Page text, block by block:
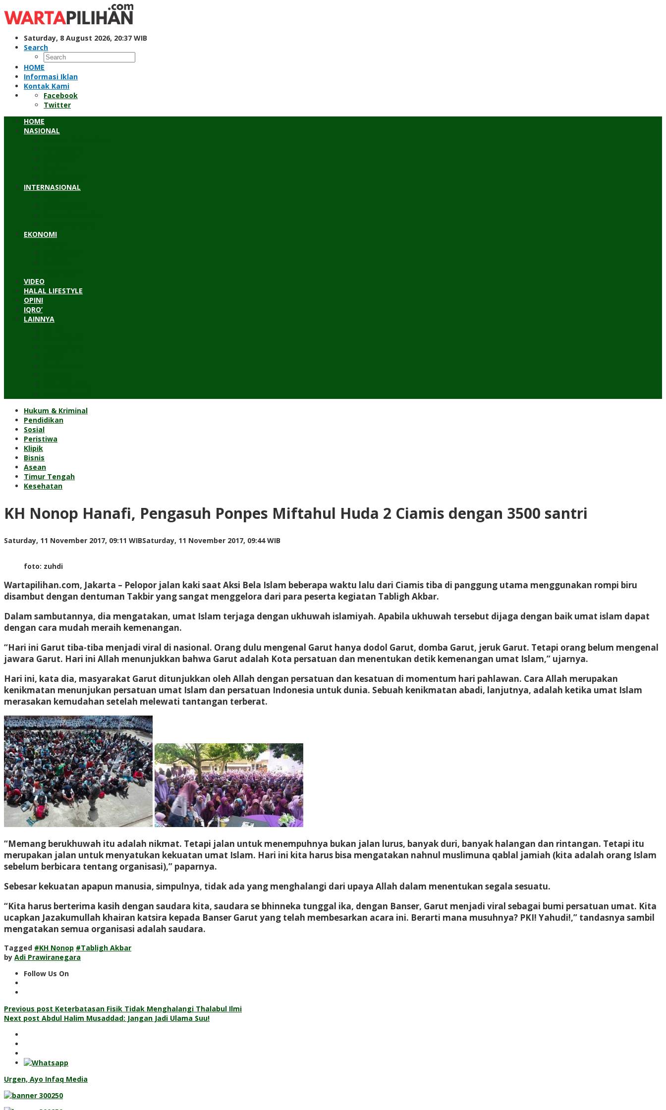
to
content
Saturday, 8 August 2026, 20:37 WIB
Search
HOME
Informasi Iklan
Kontak Kami
Facebook
Twitter
HOME
NASIONAL
INTERNASIONAL
EKONOMI
VIDEO
HALAL LIFESTYLE
OPINI
IQRO’
LAINNYA
Hukum & Kriminal
Pendidikan
Sosial
Peristiwa
Klipik
Bisnis
Asean
Timur Tengah
Kesehatan
KH Nonop Hanafi, Pengasuh Ponpes Miftahul Huda 2 Ciamis dengan 3500 santri
Saturday, 11 November 2017, 09:11 WIBSaturday, 11 November 2017, 09:44 WIB
foto: zuhdi
Wartapilihan.com, Jakarta – Pelopor jalan kaki saat Aksi Bela Islam beberapa waktu lalu dari Ciamis tiba di panggung utama menggunakan rompi biru
disambut dengan dentuman Takbir yang sangat menggelora dari para peserta kegiatan Tabligh Akbar.
Dalam sambutannya, dia mengatakan, umat Islam terjaga dengan ukhuwah islamiyah. Apabila ukhuwah tersebut dijaga dengan baik umat islam dapat
dengan cara mudah meraih kemenangan.
“Hari ini Garut tiba-tiba menjadi viral di nasional. Orang dulu mengenal Garut hanya dodol Garut, domba Garut, jeruk Garut. Tetapi orang belum mengenal
jawara Garut. Hari ini Allah menunjukkan bahwa Garut adalah Kota persatuan dan menentukan detik kemenangan umat Islam,” ujarnya.
Hari ini, kata dia, masyarakat Garut ditunjukkan oleh Allah dengan persatuan dan kesatuan di momentum hari pahlawan. Cara Allah merupakan
kenikmatan menunjukan persatuan umat Islam dan persatuan Indonesia untuk dunia. Sebuah kenikmatan abadi, lanjutnya, adalah ketika umat Islam
merasakan kemudahan setelah melewati tantangan terberat.
“Memang berukhuwah itu adalah nikmat. Tetapi jalan untuk menempuhnya bukan jalan lurus, banyak duri, banyak halangan dan rintangan. Tetapi itu
merupakan jalan untuk menyatukan kekuatan umat Islam. Hari ini kita harus bisa mengatakan nahnul muslimuna qablal jamiah (kita adalah orang Islam
sebelum berbicara tentang organisasi),” paparnya.
Sebesar kekuatan apapun manusia, simpulnya, tidak ada yang menghalangi dari upaya Allah dalam menentukan segala sesuatu.
“Kita harus berterima kasih dengan saudara kita, saudara se bhinneka tunggal ika, dengan Banser, Garut menjadi viral sebagai bumi persatuan umat. Kita
ucapkan Jazakumullah khairan katsira kepada Banser Garut yang telah membesarkan acara ini. Berarti mana musuhnya? PKI! Yahudi!,” tandasnya sambil
mengatakan semua organisasi adalah saudara.
Tagged #KH Nonop #Tabligh Akbar
by Adi Prawiranegara
Follow Us On
Post
navigation
Previous post Keterbatasan Fisik Tidak Menghalangi Thalabul Ilmi
Next post Abdul Halim Musaddad: Jangan Jadi Ulama Suu!
Urgen, Ayo Infaq Media